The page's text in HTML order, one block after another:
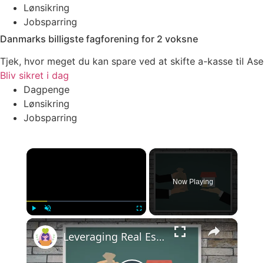
Lønsikring
Jobsparring
Danmarks billigste fagforening for 2 voksne
Tjek, hvor meget du kan spare ved at skifte a-kasse til Ase
Bliv sikret i dag
Dagpenge
Lønsikring
Jobsparring
×
Play Unmute Fullscreen
Now Playing
×
Leveraging Real Estate as an Investment Opportunity